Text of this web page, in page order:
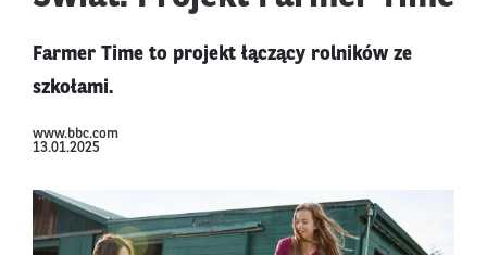
Farmer Time to projekt łączący rolników ze
szkołami.
www.bbc.com
13.01.2025